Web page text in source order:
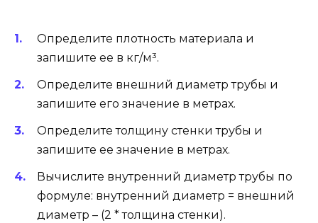
Определите плотность материала и
запишите ее в кг/м³.
Определите внешний диаметр трубы и
запишите его значение в метрах.
Определите толщину стенки трубы и
запишите ее значение в метрах.
Вычислите внутренний диаметр трубы по
формуле: внутренний диаметр = внешний
диаметр – (2 * толщина стенки).